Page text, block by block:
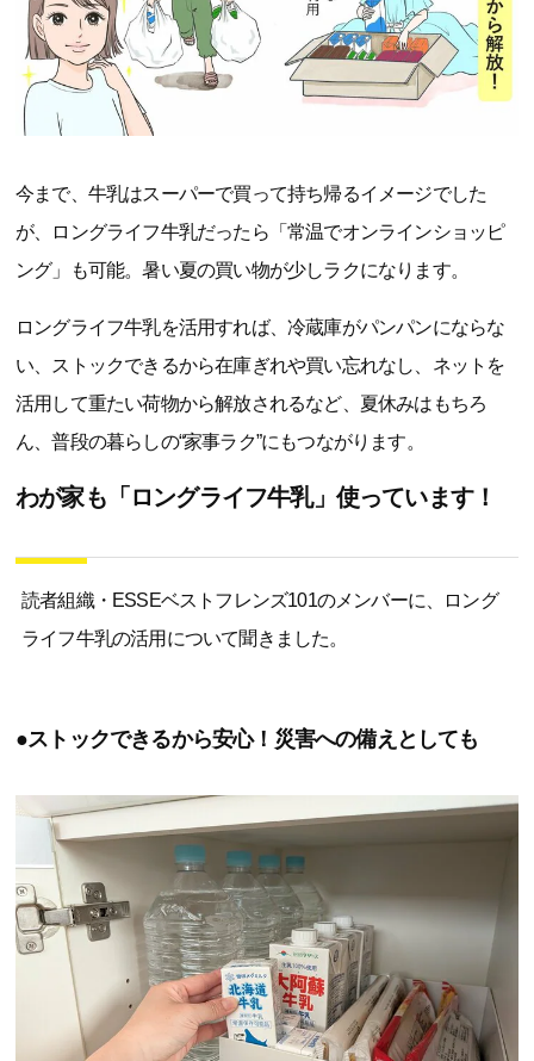
今まで、牛乳はスーパーで買って持ち帰るイメージでした
が、ロングライフ牛乳だったら「常温でオンラインショッピ
ング」も可能。暑い夏の買い物が少しラクになります。
ロングライフ牛乳を活用すれば、冷蔵庫がパンパンにならな
い、ストックできるから在庫ぎれや買い忘れなし、ネットを
活用して重たい荷物から解放されるなど、夏休みはもちろ
ん、普段の暮らしの“家事ラク”にもつながります。
わが家も「ロングライフ牛乳」使っています！
読者組織・ESSEベストフレンズ101のメンバーに、ロング
ライフ牛乳の活用について聞きました。
●ストックできるから安心！災害への備えとしても